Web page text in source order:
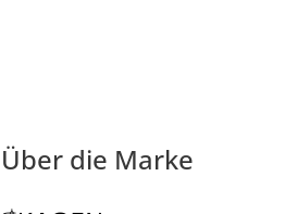
Über die Marke